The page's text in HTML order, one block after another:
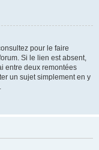
pour le faire
Si le lien est absent,
entre deux remontées
un sujet simplement en y